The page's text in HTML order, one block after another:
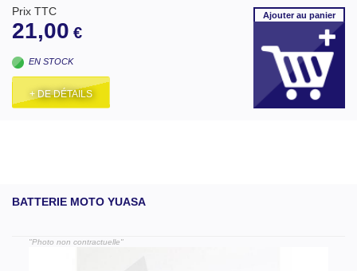
Prix TTC
21,00 €
EN STOCK
+ DE DÉTAILS
Ajouterau panier
BATTERIE MOTO YUASA
"Photo non contractuelle"